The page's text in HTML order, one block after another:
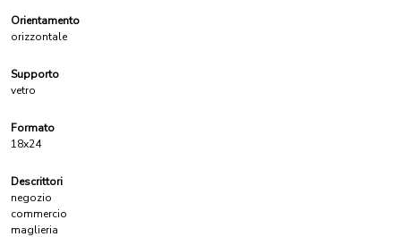
Orientamento
orizzontale
Supporto
vetro
Formato
18x24
Descrittori
negozio
commercio
maglieria